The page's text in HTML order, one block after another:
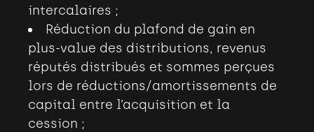
intercalaires ;
Réduction du plafond de gain en
plus-value des distributions, revenus
réputés distribués et sommes perçues
lors de réductions/amortissements de
capital entre l’acquisition et la
cession ;